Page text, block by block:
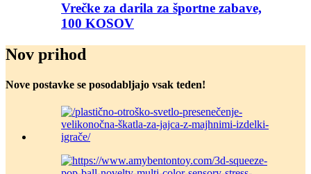
Vrečke za darila za športne zabave,
100 KOSOV
Nov prihod
Nove postavke se posodabljajo vsak teden!